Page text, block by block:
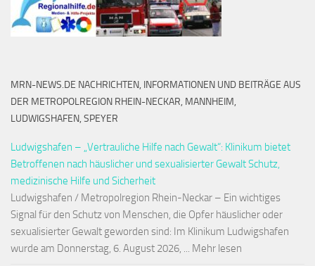
MRN-NEWS.DE NACHRICHTEN, INFORMATIONEN UND BEITRÄGE AUS
DER METROPOLREGION RHEIN-NECKAR, MANNHEIM,
LUDWIGSHAFEN, SPEYER
Ludwigshafen – „Vertrauliche Hilfe nach Gewalt“: Klinikum bietet
Betroffenen nach häuslicher und sexualisierter Gewalt Schutz,
medizinische Hilfe und Sicherheit
Ludwigshafen / Metropolregion Rhein-Neckar – Ein wichtiges
Signal für den Schutz von Menschen, die Opfer häuslicher oder
sexualisierter Gewalt geworden sind: Im Klinikum Ludwigshafen
wurde am Donnerstag, 6. August 2026, ... Mehr lesen